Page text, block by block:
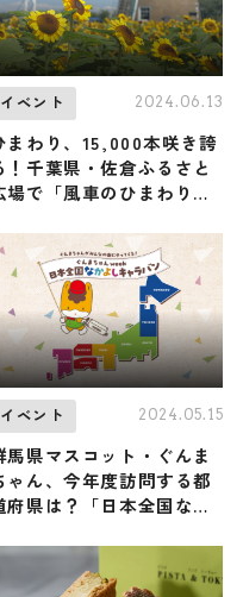
イベント 2024.06.13
まわり、15,000本咲き誇
！千葉県・佐倉ふるさと
場で「風車のひまわりガ
イベント 2024.05.15
馬県マスコット・ぐんま
ゃん、今年度訪問する都
府県は？「日本全国なか